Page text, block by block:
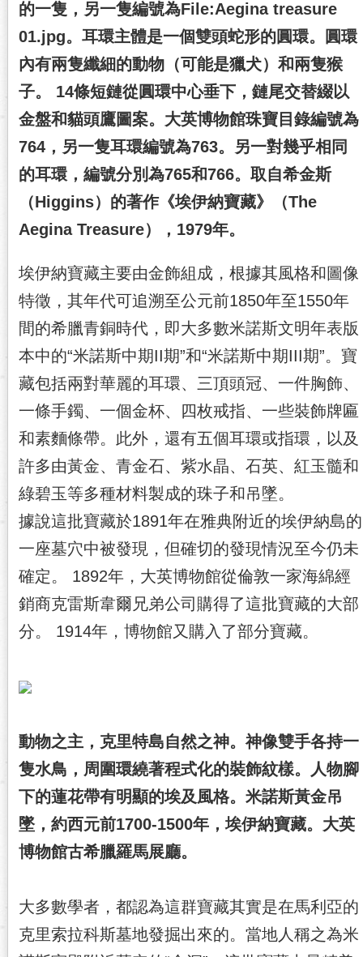
的一隻，另一隻編號為File:Aegina treasure
01.jpg。耳環主體是一個雙頭蛇形的圓環。圓環
內有兩隻纖細的動物（可能是獵犬）和兩隻猴
子。 14條短鏈從圓環中心垂下，鏈尾交替綴以
金盤和貓頭鷹圖案。大英博物館珠寶目錄編號為
764，另一隻耳環編號為763。另一對幾乎相同
的耳環，編號分別為765和766。取自希金斯
（Higgins）的著作《埃伊納寶藏》（The
Aegina Treasure），1979年。
埃伊納寶藏主要由金飾組成，根據其風格和圖像
特徵，其年代可追溯至公元前1850年至1550年
間的希臘青銅時代，即大多數米諾斯文明年表版
本中的“米諾斯中期II期”和“米諾斯中期III期”。寶
藏包括兩對華麗的耳環、三頂頭冠、一件胸飾、
一條手鐲、一個金杯、四枚戒指、一些裝飾牌匾
和素麵條帶。此外，還有五個耳環或指環，以及
許多由黃金、青金石、紫水晶、石英、紅玉髓和
綠碧玉等多種材料製成的珠子和吊墜。
據說這批寶藏於1891年在雅典附近的埃伊納島的
一座墓穴中被發現，但確切的發現情況至今仍未
確定。 1892年，大英博物館從倫敦一家海綿經
銷商克雷斯韋爾兄弟公司購得了這批寶藏的大部
分。 1914年，博物館又購入了部分寶藏。
動物之主，克里特島自然之神。神像雙手各持一
隻水鳥，周圍環繞著程式化的裝飾紋樣。人物腳
下的蓮花帶有明顯的埃及風格。米諾斯黃金吊
墜，約西元前1700-1500年，埃伊納寶藏。大英
博物館古希臘羅馬展廳。
大多數學者，都認為這群寶藏其實是在馬利亞的
克里索拉科斯墓地發掘出來的。當地人稱之為米